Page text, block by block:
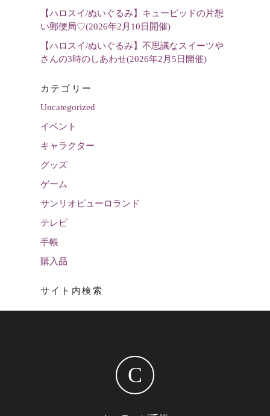
【ハロスイ/ぬいぐるみ】キューピッドの片想
い郵便局♡(2026年2月10日開催)
【ハロスイ/ぬいぐるみ】不思議なスイーツや
さんの3時のしあわせ(2026年2月5日開催)
カテゴリー
Uncategorized
イベント
キャラクター
グッズ
ゲーム
サンリオピューロランド
テレビ
手帳
購入品
サイト内検索
C